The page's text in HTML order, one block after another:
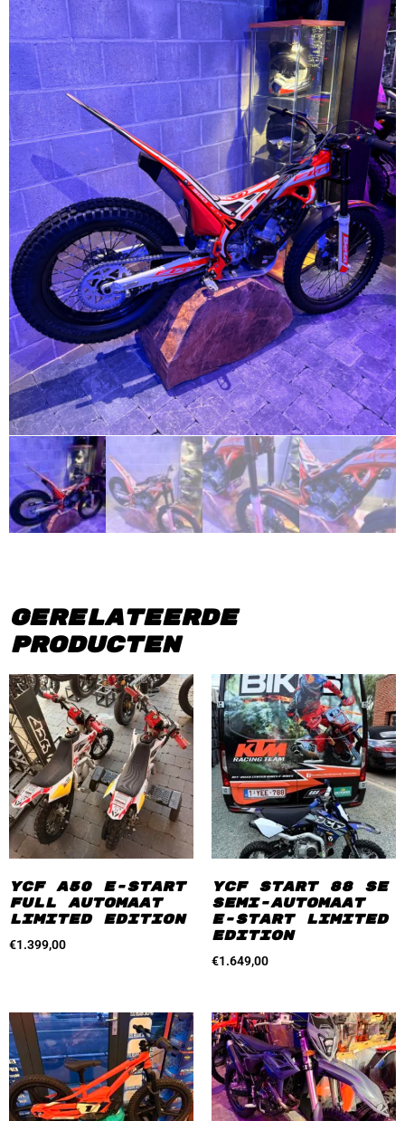
Gerelateerde
producten
YCF A50 E-start
Full automaat
Limited Edition
€1.399,00
YCF Start 88 SE
Semi-automaat
E-start Limited
Edition
€1.649,00